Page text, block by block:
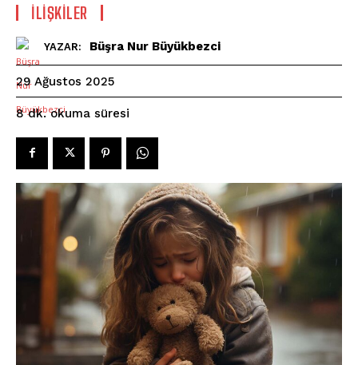
İLIŞKILER
YAZAR: Büşra Nur Büyükbezci
29 Ağustos 2025
8dk. okuma süresi